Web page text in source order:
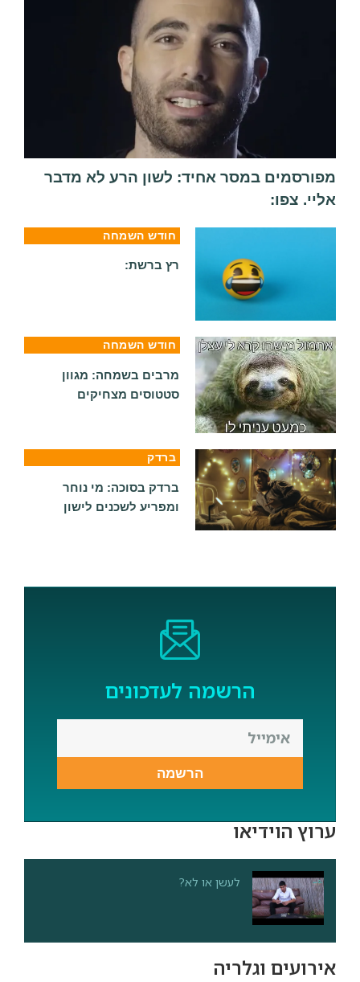
מפורסמים במסר אחיד: לשון הרע לא מדבר
אליי. צפו:
חודש השמחה
רץ ברשת:
חודש השמחה
מרבים בשמחה: מגוון
סטטוסים מצחיקים
ברדק
ברדק בסוכה: מי נוחר
ומפריע לשכנים לישון
הרשמה לעדכונים
הרשמה
ערוץ הוידיאו
לעשן או לא?
אירועים וגלריה